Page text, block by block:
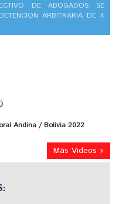
DE ABOGADOS SE
ARBITRARIA DE 4
Andina / Bolivia 2022
Más Videos »